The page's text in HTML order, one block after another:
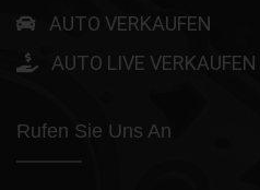
AUTO VERKAUFEN
AUTO LIVE VERKAUFEN
Rufen Sie Uns An